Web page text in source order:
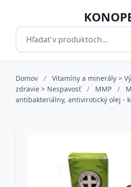
Domov /
Vitamíny a minerály >
zdravie > Nespavosť / MMP /
antibakteriálny, antivirotický olej -